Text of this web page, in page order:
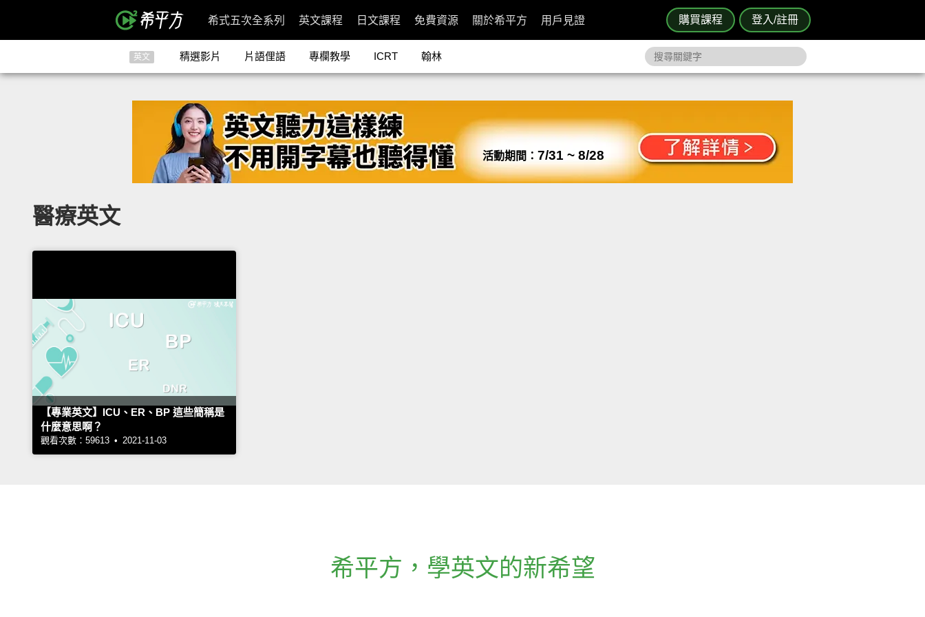
購買課程 登入/註冊
希式五次全系列 英文課程 日文課程 免費資源 關於希平方 用戶見證
英文 精選影片 片語俚語 專欄教學 ICRT 翰林
活動期間： 7/31 ~ 8/28
醫療英文
【專業英文】ICU、ER、BP 這些簡稱是
什麼意思啊？
觀看次數：59613 • 2021-11-03
希平方 ， 學英文的新希望